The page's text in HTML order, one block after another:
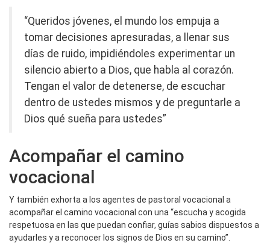
“Queridos jóvenes, el mundo los empuja a
tomar decisiones apresuradas, a llenar sus
días de ruido, impidiéndoles experimentar un
silencio abierto a Dios, que habla al corazón.
Tengan el valor de detenerse, de escuchar
dentro de ustedes mismos y de preguntarle a
Dios qué sueña para ustedes”
Acompañar el camino
vocacional
Y también exhorta a los agentes de pastoral vocacional a
acompañar el camino vocacional con una “escucha y acogida
respetuosa en las que puedan confiar, guías sabios dispuestos a
ayudarles y a reconocer los signos de Dios en su camino”.